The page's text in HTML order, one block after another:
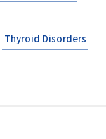
Thyroid Disorders